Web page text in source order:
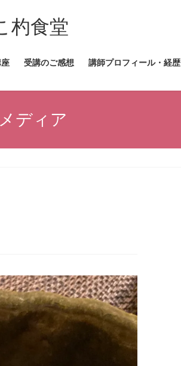
杓食堂
受講のご感想 講師プロフィール・経歴
メディア